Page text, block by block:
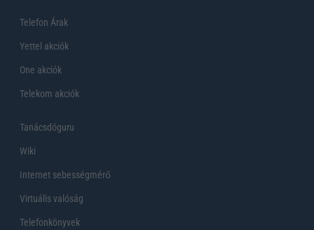
Telefon Árak
Yettel akciók
One akciók
Telekom akciók
Tanácsdóguru
Wiki
Internet sebességmérő
Virtuális valóság
Telefonkönyvek